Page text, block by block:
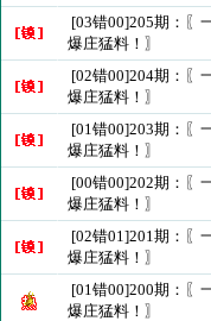
[03错00]205期：〖
爆庄猛料！〗
[02错00]204期：〖
爆庄猛料！〗
[01错00]203期：〖
爆庄猛料！〗
[00错00]202期：〖
爆庄猛料！〗
[02错01]201期：〖
爆庄猛料！〗
[01错00]200期：〖
爆庄猛料！〗